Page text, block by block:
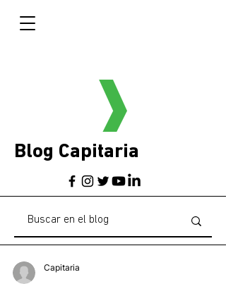
Blog Capitaria
Capitaria